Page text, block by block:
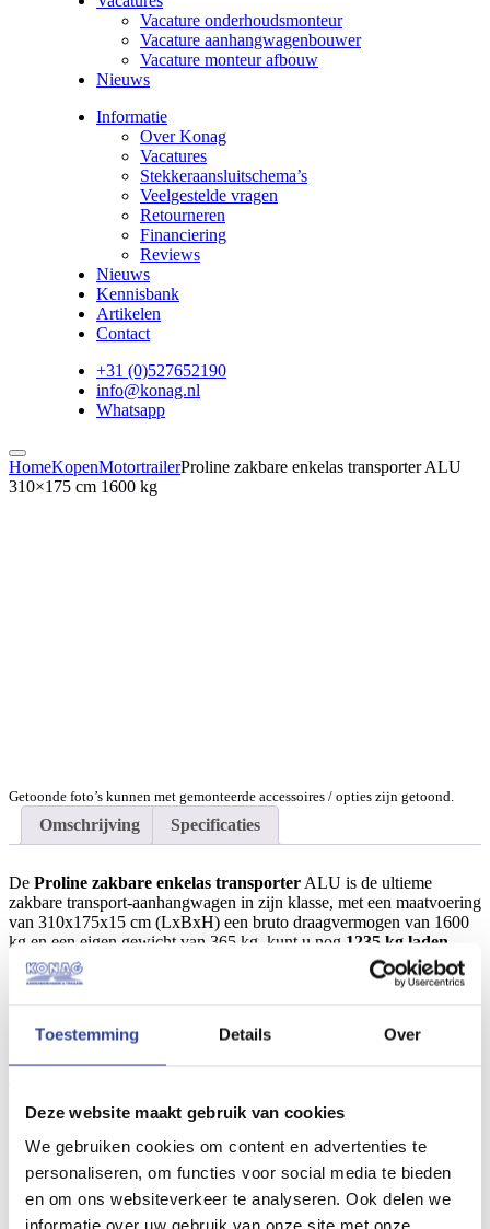
Toestemming Details Over
Deze website maakt gebruik van cookies
We gebruiken cookies om content en advertenties te
personaliseren, om functies voor social media te bieden
en om ons websiteverkeer te analyseren. Ook delen we
informatie over uw gebruik van onze site met onze
Vacature onderhoudsmonteur
Vacature aanhangwagenbouwer
Vacature monteur afbouw
Nieuws
Informatie
Over Konag
Vacatures
Stekkeraansluitschema’s
Veelgestelde vragen
Retourneren
Financiering
Reviews
Nieuws
Kennisbank
Artikelen
Contact
+31 (0)527652190
info@konag.nl
Whatsapp
HomeKopenMotortrailerProline zakbare enkelas transporter ALU
310×175 cm 1600 kg
Getoonde foto’s kunnen met gemonteerde accessoires / opties zijn getoond.
Omschrijving Specificaties
De Proline zakbare enkelas transporter ALU is de ultieme
zakbare transport-aanhangwagen in zijn klasse, met een maatvoering
van 310x175x15 cm (LxBxH) een bruto draagvermogen van 1600
kg en een eigen gewicht van 365 kg, kunt u nog 1235 kg laden
Deze multifunctionele transporter kunt u hydraulisch laten zakken, u
kunt hierdoor gemakkelijk u auto op de aanhangwagen rijden, de 15
zetten.
Volledig verzinkt chassis
Vloer van 15 mm Fins berken
Zijwanden van aluminium
Vastzetogen
Wegklapbare kentekenplaathouder